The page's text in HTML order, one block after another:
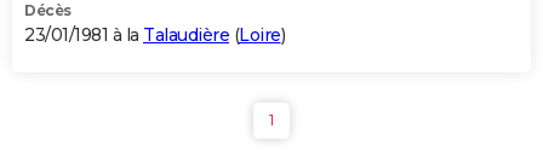
Décès
23/01/1981 à la Talaudière (Loire)
1